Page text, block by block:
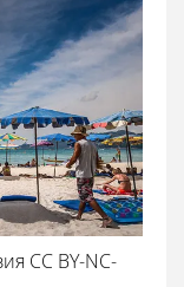
CC BY-NC-